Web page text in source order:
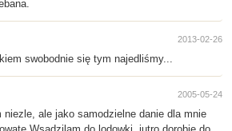
2013-02-26
swobodnie się tym najedliśmy...
2005-05-24
ale jako samodzielne danie dla mnie